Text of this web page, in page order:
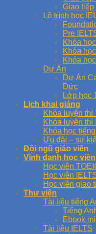
Giao
Lộ trình học
Pre
Khóa
Khóa
Khóa
Dự Án
Dự Án
Đức
Lớp học
Lịch khai giảng
Khóa luyện thi
Khóa luyện thi
Khóa học
Ưu đãi – sự
Đội ngũ giáo viên
Vinh danh học viên
Học viên
Học viên
Học viên giao
Thư viện
Tài liệu tiếng
Tiếng
Ebook
Tài liệu IELTS